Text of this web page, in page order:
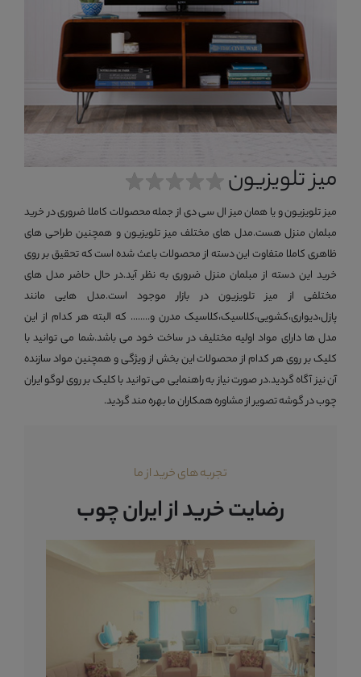
میز تلویزیون
میز تلویزیون و یا همان میز ال سی دی از جمله محصولات کاملا ضروری در خرید
مبلمان منزل هست.مدل های مختلف میز تلویزیون و همچنین طراحی های
ظاهری کاملا متفاوت این دسته از محصولات باعث شده است که تحقیق بر روی
خرید این دسته از مبلمان منزل ضروری به نظر آید.در حال حاضر مدل های
مختلفی از میز تلویزیون در بازار موجود است.مدل هایی مانند
پازل،دیواری،کشویی،کلاسیک،کلاسیک مدرن و........ که البته هر کدام از این
مدل ها دارای مواد اولیه مختلیف در ساخت خود می باشد.شما می توانید با
کلیک بر روی هر کدام از محصولات این بخش از ویژگی و همچنین مواد سازنده
آن نیز آگاه گردید.در صورت نیاز به راهنمایی می توانید با کلیک بر روی لوگو ایران
چوب در گوشه تصویر از مشاوره همکاران ما بهره مند گردید.
تجربه های خرید از ما
رضایت خرید از ایران چوب